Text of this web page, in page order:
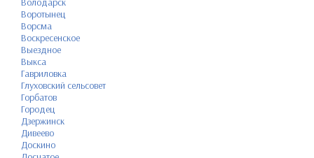
Воротынец
Ворсма
Воскресенское
Выездное
Выкса
Гавриловка
Глуховский сельсовет
Горбатов
Городец
Дзержинск
Дивеево
Доскино